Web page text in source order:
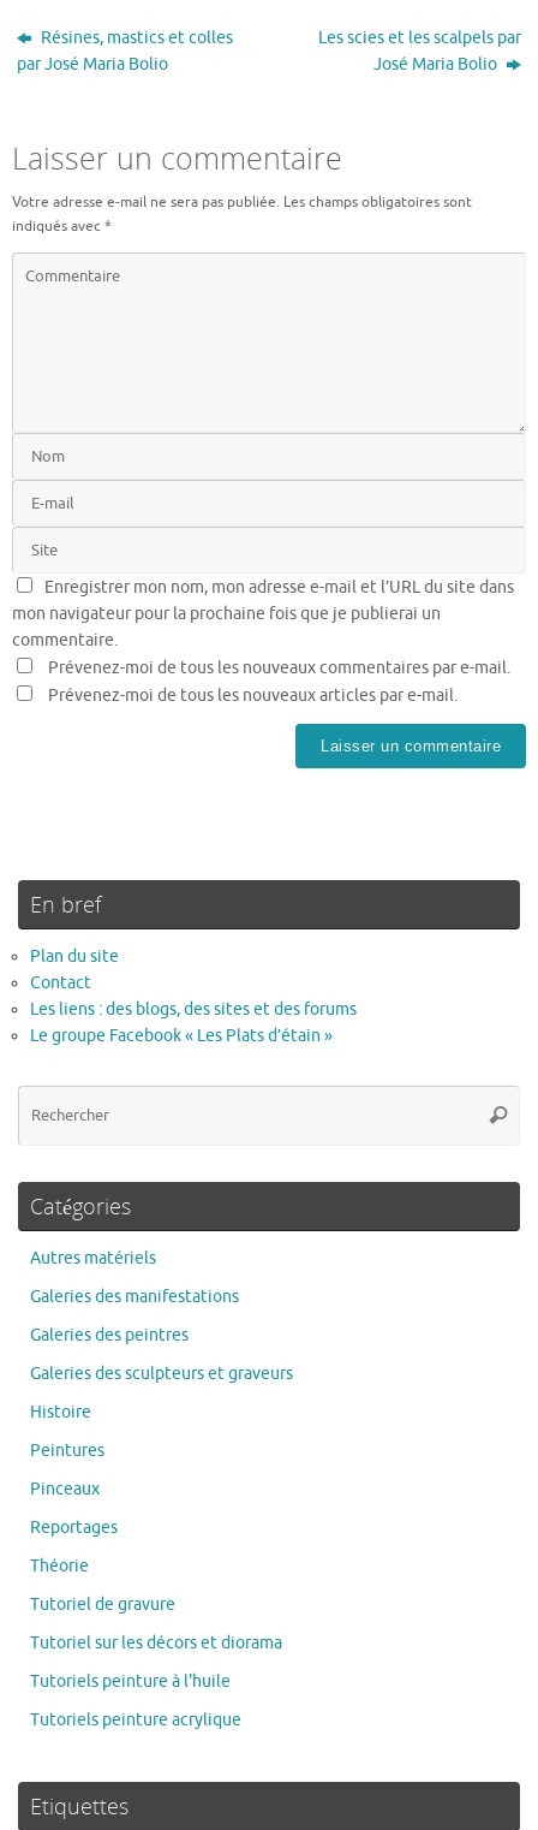
Résines, mastics et colles
par José Maria Bolio
Les scies et les scalpels par
José Maria Bolio
Laisser un commentaire
Votre adresse e-mail ne sera pas publiée. Les champs obligatoires sont
indiqués avec*
Enregistrer mon nom, mon adresse e-mail et l’URL du site dans
mon navigateur pour la prochaine fois que je publierai un
commentaire.
Prévenez-moi de tous les nouveaux commentaires par e-mail.
Prévenez-moi de tous les nouveaux articles par e-mail.
En bref
Plan du site
Contact
Les liens : des blogs, des sites et des forums
Le groupe Facebook « Les Plats d’étain »
Catégories
Autres matériels
Galeries des manifestations
Galeries des peintres
Galeries des sculpteurs et graveurs
Histoire
Peintures
Pinceaux
Reportages
Théorie
Tutoriel de gravure
Tutoriel sur les décors et diorama
Tutoriels peinture à l'huile
Tutoriels peinture acrylique
Etiquettes